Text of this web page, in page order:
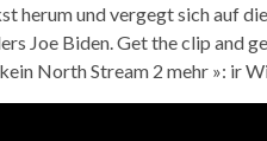
herum und vergegt sich auf
Joe Biden. Get the clip and
North Stream 2 mehr »: ir